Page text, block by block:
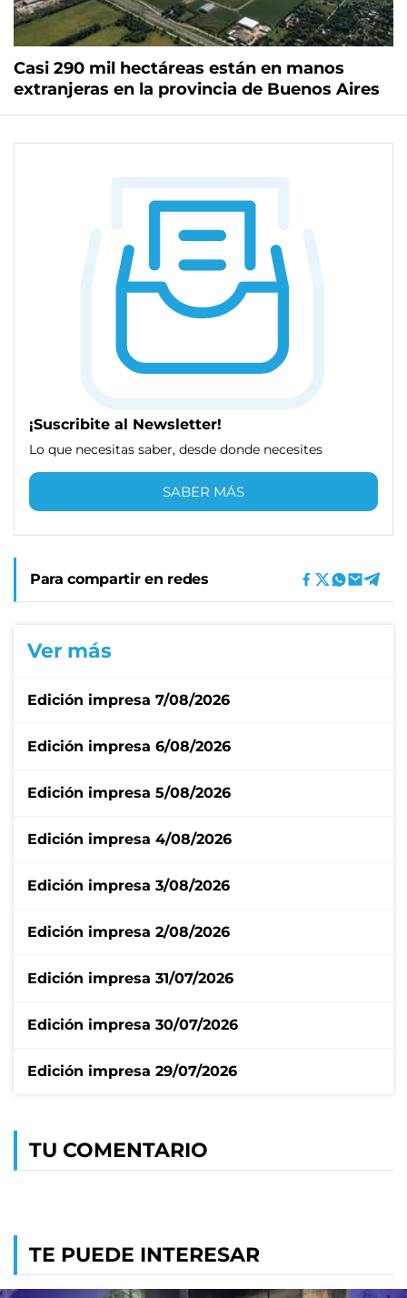
Casi 290 mil hectáreas están en manos
extranjeras en la provincia de Buenos Aires
¡Suscribite al Newsletter!
Lo que necesitas saber, desde donde necesites
SABER MÁS
Para compartir en redes
Ver más
Edición impresa 7/08/2026
Edición impresa 6/08/2026
Edición impresa 5/08/2026
Edición impresa 4/08/2026
Edición impresa 3/08/2026
Edición impresa 2/08/2026
Edición impresa 31/07/2026
Edición impresa 30/07/2026
Edición impresa 29/07/2026
TU COMENTARIO
TE PUEDE INTERESAR